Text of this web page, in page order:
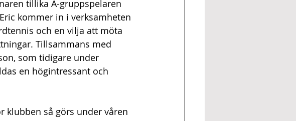
tillika A-gruppspelaren
kommer in i verksamheten
och en vilja att möta
Tillsammans med
som tidigare under
en högintressant och
klubben så görs under våren